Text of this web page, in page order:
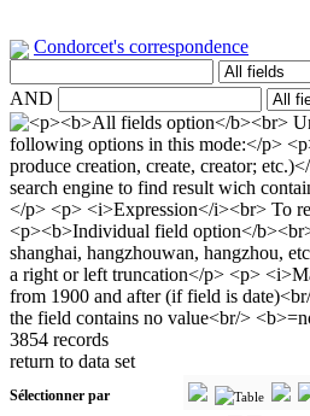
Condorcet's correspondence
AND
3854 records
return to data set
Sélectionner par